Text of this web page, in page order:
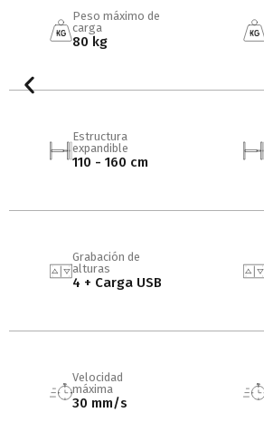
Peso máximo de
carga
80 kg
Estructura
expandible
110 - 160 cm
Grabación de
alturas
4 + Carga USB
Velocidad
máxima
30 mm/s